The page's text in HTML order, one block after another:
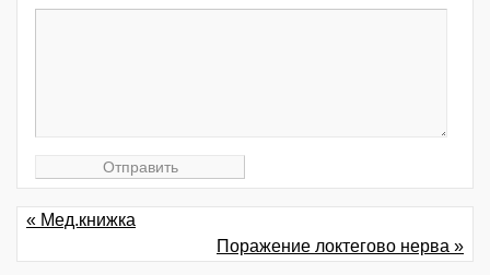
« Мед.книжка
Поражение локтегово нерва »